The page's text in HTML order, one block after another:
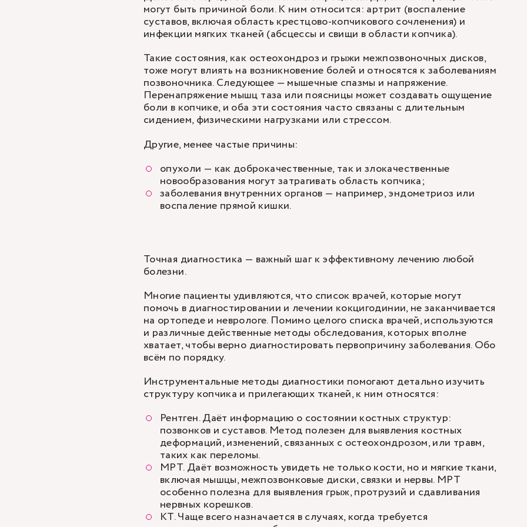
могут быть причиной боли. К ним относится: артрит (воспаление
суставов, включая область крестцово-копчикового сочленения) и
инфекции мягких тканей (абсцессы и свищи в области копчика).
Такие состояния, как остеохондроз и грыжи межпозвоночных дисков,
тоже могут влиять на возникновение болей и относятся к заболеваниям
позвоночника. Следующее — мышечные спазмы и напряжение.
Перенапряжение мышц таза или поясницы может создавать ощущение
боли в копчике, и оба эти состояния часто связаны с длительным
сидением, физическими нагрузками или стрессом.
Другие, менее частые причины:
опухоли — как доброкачественные, так и злокачественные
новообразования могут затрагивать область копчика;
заболевания внутренних органов — например, эндометриоз или
воспаление прямой кишки.
Точная диагностика — важный шаг к эффективному лечению любой
болезни.
Многие пациенты удивляются, что список врачей, которые могут
помочь в диагностировании и лечении кокцигодинии, не заканчивается
на ортопеде и неврологе. Помимо целого списка врачей, используются
и различные действенные методы обследования, которых вполне
хватает, чтобы верно диагностировать первопричину заболевания. Обо
всём по порядку.
Инструментальные методы диагностики помогают детально изучить
структуру копчика и прилегающих тканей, к ним относятся:
Рентген. Даёт информацию о состоянии костных структур:
позвонков и суставов. Метод полезен для выявления костных
деформаций, изменений, связанных с остеохондрозом, или травм,
таких как переломы.
МРТ. Даёт возможность увидеть не только кости, но и мягкие ткани,
включая мышцы, межпозвонковые диски, связки и нервы. МРТ
особенно полезна для выявления грыж, протрузий и сдавливания
нервных корешков.
КТ. Чаще всего назначается в случаях, когда требуется